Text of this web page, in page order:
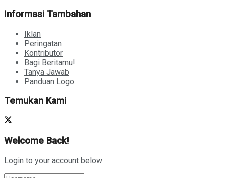
Informasi Tambahan
Iklan
Peringatan
Kontributor
Bagi Beritamu!
Tanya Jawab
Panduan Logo
Temukan Kami
Welcome Back!
Login to your account below